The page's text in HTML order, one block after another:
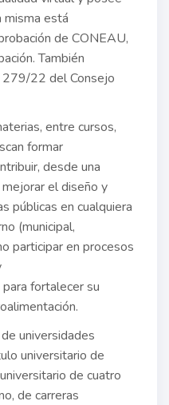
misma está
de CONEAU,
También
279/22 del Consejo
entre cursos,
formar
desde una
el diseño y
públicas en cualquiera
(municipal,
participar en procesos
fortalecer su
universidades
universitario de
de cuatro
de carreras